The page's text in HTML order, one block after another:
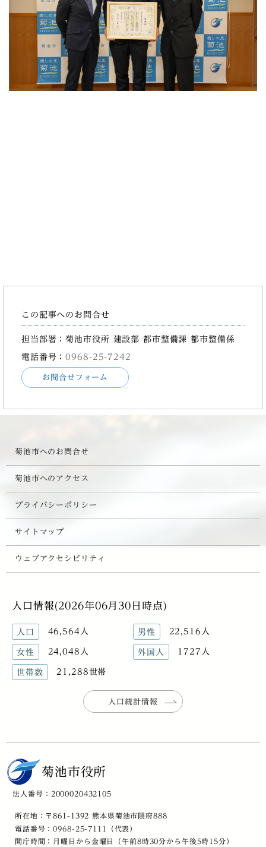
この記事へのお問合せ
担当部署：菊池市役所 建設部 都市整備課 都市整備係
電話番号：0968-25-7242
お問合せフォーム
菊池市へのお問合せ
菊池市へのアクセス
プライバシーポリシー
サイトマップ
ウェブアクセシビリティ
人口情報(2026年06月30日時点)
人口 46,564人 男性 22,516人
女性 24,048人 外国人 1727人
世帯数 21,288世帯
人口統計情報
菊池市役所
法人番号：2000020432105
所在地：〒861-1392 熊本県菊池市隈府888
電話番号：0968-25-7111
（代表）
開庁時間：月曜日から金曜日（午前8時30分から午後5時15分）